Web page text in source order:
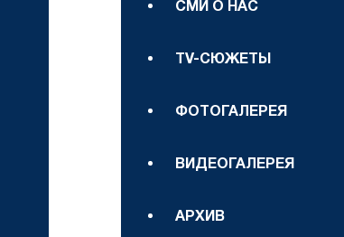
СМИ О НАС
TV-СЮЖЕТЫ
ФОТОГАЛЕРЕЯ
ВИДЕОГАЛЕРЕЯ
АРХИВ